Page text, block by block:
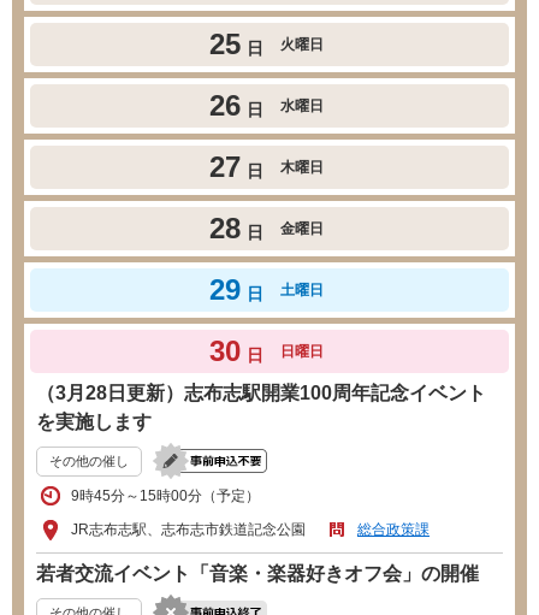
25 日 火曜日
26 日 水曜日
27 日 木曜日
28 日 金曜日
29 日 土曜日
30 日 日曜日
（3月28日更新）志布志駅開業100周年記念イベント
を実施します
その他の催し
9時45分～15時00分（予定）
JR志布志駅、志布志市鉄道記念公園
総合政策課
若者交流イベント「音楽・楽器好きオフ会」の開催
その他の催し